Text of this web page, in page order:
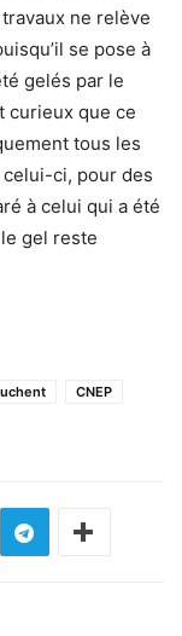
ne relève
se pose à
gelés par le
curieux que ce
tous les
ci, pour des
à celui qui a été
gel reste
CNEP